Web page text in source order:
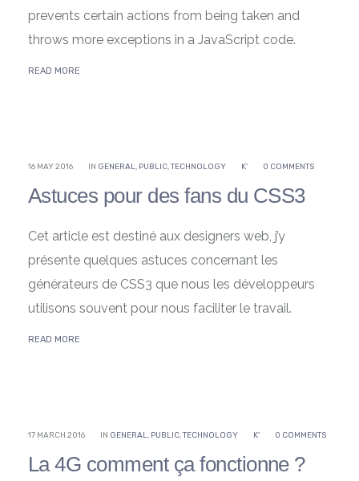
prevents certain actions from being taken and
throws more exceptions in a JavaScript code.
READ MORE
16 MAY 2016 IN GENERAL, PUBLIC,TECHNOLOGY K' 0 COMMENTS
Astuces pour des fans du CSS3
Cet article est destiné aux designers web, j’y
présente quelques astuces concernant les
générateurs de CSS3 que nous les développeurs
utilisons souvent pour nous faciliter le travail.
READ MORE
17 MARCH 2016 IN GENERAL, PUBLIC,TECHNOLOGY K' 0 COMMENTS
La 4G comment ça fonctionne ?